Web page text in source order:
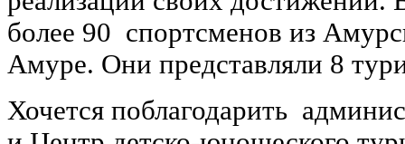
более 90 спортсменов из
Амуре. Они представляли 8
Хочется поблагодарить